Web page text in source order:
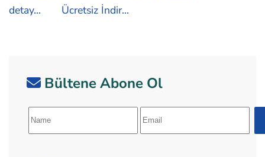
detay...
Ücretsiz İndir...
Bültene Abone Ol